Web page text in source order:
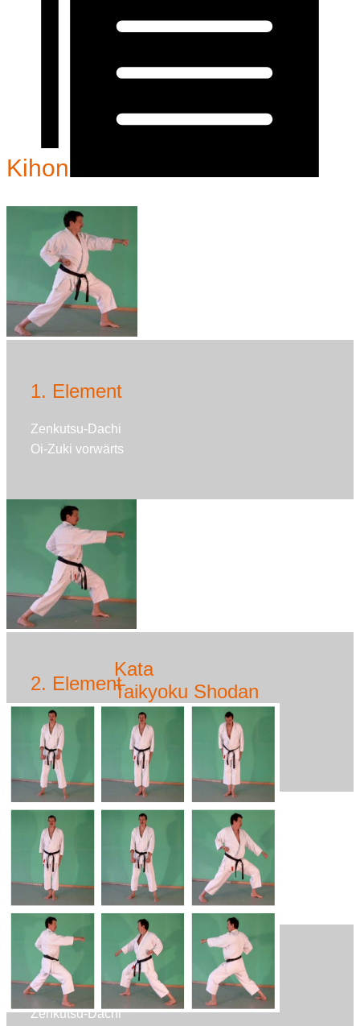
Kihon
1. Element
Zenkutsu-Dachi
Oi-Zuki vorwärts
2. Element
Zenkutsu-Dachi
Gyaku-Zuki vorwärts
3.Eelement
Zenkutsu-Dachi
Kata
Taikyoku Shodan